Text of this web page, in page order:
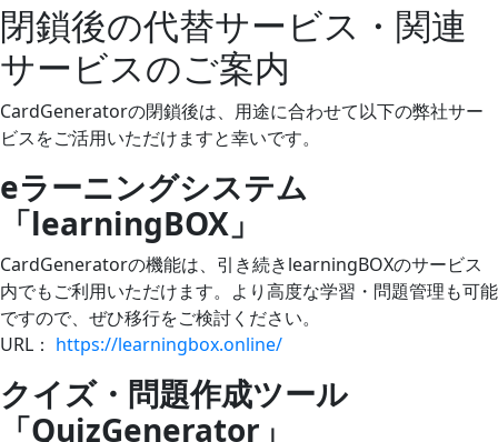
閉鎖後の代替サービス・関連
サービスのご案内
CardGeneratorの閉鎖後は、用途に合わせて以下の弊社サー
ビスをご活用いただけますと幸いです。
eラーニングシステム
「learningBOX」
CardGeneratorの機能は、引き続きlearningBOXのサービス
内でもご利用いただけます。より高度な学習・問題管理も可能
ですので、ぜひ移行をご検討ください。
URL： https://learningbox.online/
クイズ・問題作成ツール
「QuizGenerator」